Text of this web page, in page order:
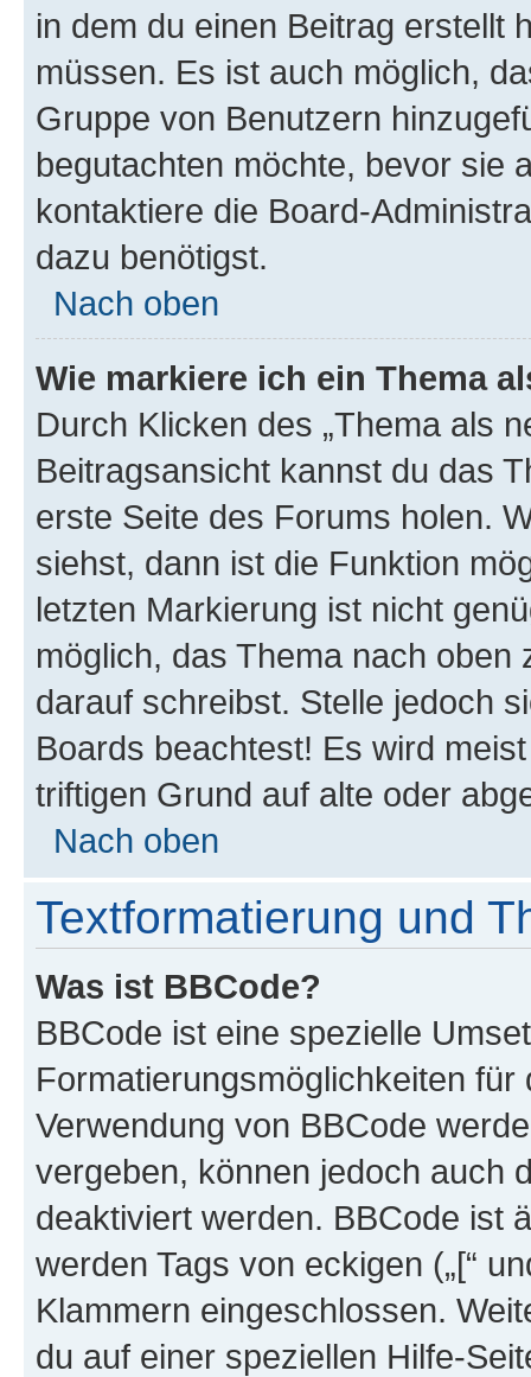
in dem du einen Beitrag erstellt
müssen. Es ist auch möglich,
Gruppe von Benutzern
begutachten möchte, bevor sie
kontaktiere die Board-
dazu benötigst.
Nach oben
Wie markiere ich ein Thema
Durch Klicken des „Thema als
Beitragsansicht kannst du das
erste Seite des Forums holen.
siehst, dann ist die Funktion
letzten Markierung ist nicht
möglich, das Thema nach oben
darauf schreibst. Stelle jedoch
Boards beachtest! Es wird
triftigen Grund auf alte oder
Nach oben
Textformatierung und
Was ist BBCode?
BBCode ist eine spezielle
Formatierungsmöglichkeiten
Verwendung von BBCode
vergeben, können jedoch auch
deaktiviert werden. BBCode ist
werden Tags von eckigen („[“
Klammern eingeschlossen.
du auf einer speziellen Hilfe-